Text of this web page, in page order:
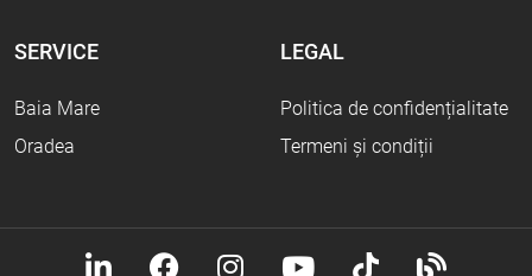
SERVICE
Baia Mare
Oradea
LEGAL
Politica de confidențialitate
Termeni și condiții